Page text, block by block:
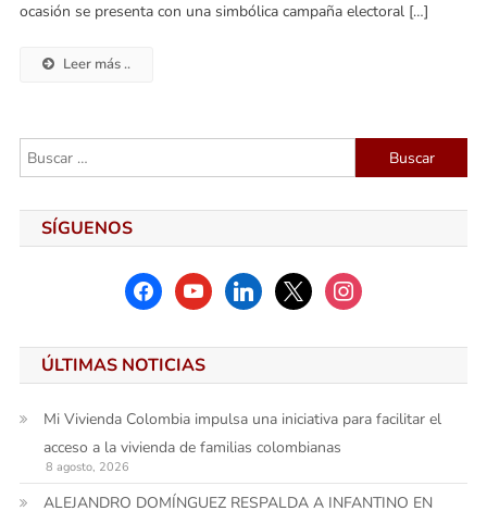
ocasión se presenta con una simbólica campaña electoral […]
Leer más ..
Buscar:
SÍGUENOS
facebookyoutubelinkedinx instagram
ÚLTIMAS NOTICIAS
Mi Vivienda Colombia impulsa una iniciativa para facilitar el
acceso a la vivienda de familias colombianas
8 agosto, 2026
ALEJANDRO DOMÍNGUEZ RESPALDA A INFANTINO EN